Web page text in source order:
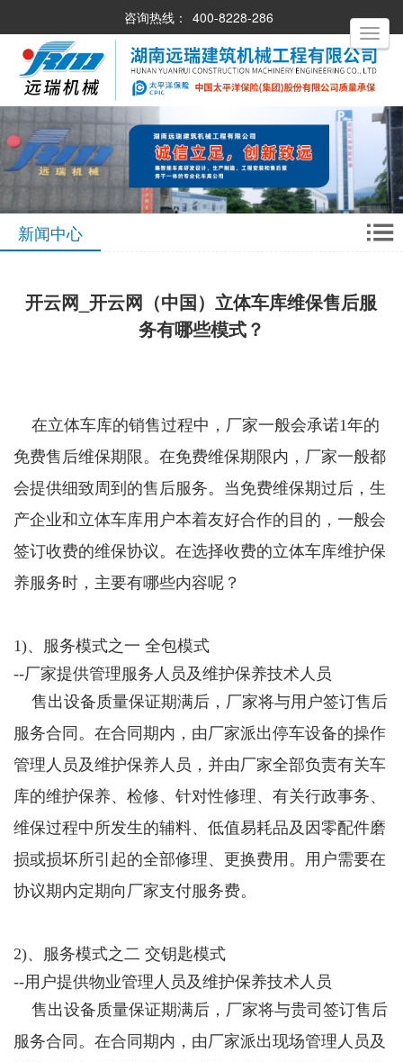
咨询热线： 400-8228-286
新闻中心
开云网_开云网（中国）立体车库维保售后服
务有哪些模式？
在立体车库的销售过程中，厂家一般会承诺1年的
免费售后维保期限。在免费维保期限内，厂家一般都
会提供细致周到的售后服务。当免费维保期过后，生
产企业和立体车库用户本着友好合作的目的，一般会
签订收费的维保协议。在选择收费的立体车库维护保
养服务时，主要有哪些内容呢？
1)、服务模式之一 全包模式
--厂家提供管理服务人员及维护保养技术人员
售出设备质量保证期满后，厂家将与用户签订售后
服务合同。在合同期内，由厂家派出停车设备的操作
管理人员及维护保养人员，并由厂家全部负责有关车
库的维护保养、检修、针对性修理、有关行政事务、
维保过程中所发生的辅料、低值易耗品及因零配件磨
损或损坏所引起的全部修理、更换费用。用户需要在
协议期内定期向厂家支付服务费。
2)、服务模式之二 交钥匙模式
--用户提供物业管理人员及维护保养技术人员
售出设备质量保证期满后，厂家将与贵司签订售后
服务合同。在合同期内，由厂家派出现场管理人员及
Toggle